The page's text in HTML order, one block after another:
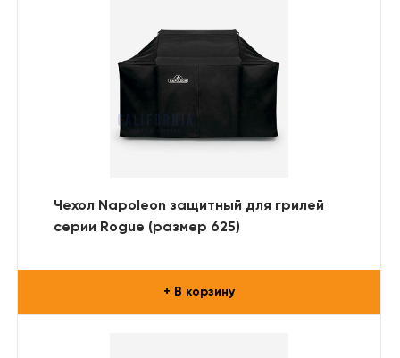
Чехол Napoleon защитный для грилей
серии Rogue (размер 625)
+ В корзину